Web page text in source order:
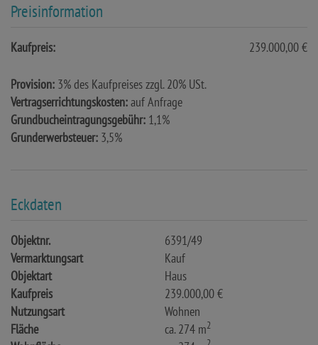
Preisinformation
Kaufpreis: 239.000,00 €
Provision: 3% des Kaufpreises zzgl. 20% USt.
Vertragserrichtungskosten:auf Anfrage
Grundbucheintragungsgebühr: 1,1%
Grunderwerbsteuer: 3,5%
Eckdaten
Objektnr.
6391/49
Vermarktungsart
Kauf
Objektart
Haus
Kaufpreis
239.000,00 €
Nutzungsart
Wohnen
Fläche
ca. 274 m2